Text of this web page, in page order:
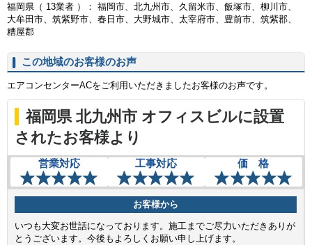
福岡県（ 13業者 ）： 福岡市、北九州市、久留米市、飯塚市、柳川市、
大牟田市、筑紫野市、春日市、大野城市、太宰府市、豊前市、筑紫郡、
糟屋郡
この地域のお客様のお声
エアコンセンターACをご利用いただきましたお客様のお声です。
福岡県 北九州市 オフィスビルに設置
されたお客様より
営業対応 工事対応 価 格
お客様から
いつも大変お世話になっております。施工までご尽力いただきありが
とうございます。今後もよろしくお願い申し上げます。